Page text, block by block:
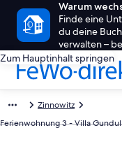
Warum
Finde eine
du deine
verwalten –
Zum Hauptinhalt springen
Zinnowitz
Ferienwohnung 3 - Villa